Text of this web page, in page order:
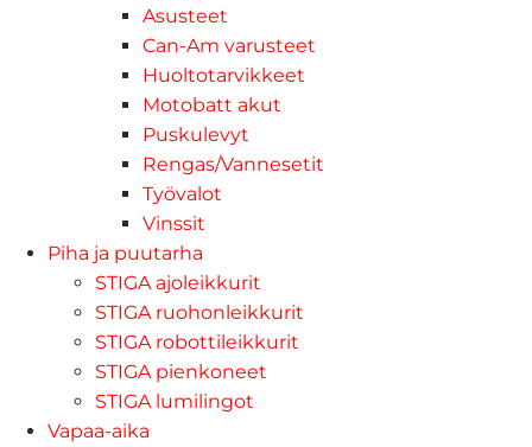
Asusteet
Can-Am varusteet
Huoltotarvikkeet
Motobatt akut
Puskulevyt
Rengas/Vannesetit
Työvalot
Vinssit
Piha ja puutarha
STIGA ajoleikkurit
STIGA ruohonleikkurit
STIGA robottileikkurit
STIGA pienkoneet
STIGA lumilingot
Vapaa-aika